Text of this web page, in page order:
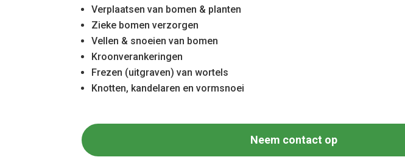
Verplaatsen van bomen & planten
Zieke bomen verzorgen
Vellen & snoeien van bomen
Kroonverankeringen
Frezen (uitgraven) van wortels
Knotten, kandelaren en vormsnoei
Neem contact op